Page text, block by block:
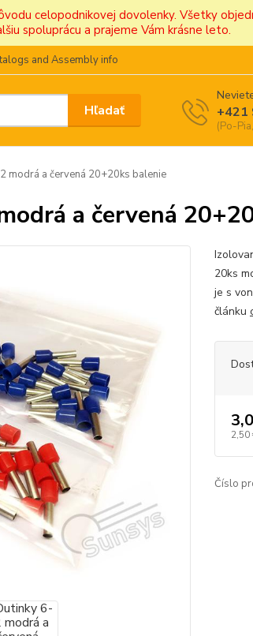
celopodnikovej dovolenky. Všetky
spoluprácu a prajeme Vám krásne leto.
and Assembly info
Hľadať +421
(Po-
modrá a červená 20+20ks balenie
a červená
20ks
je s
článku
2,50
Číslo